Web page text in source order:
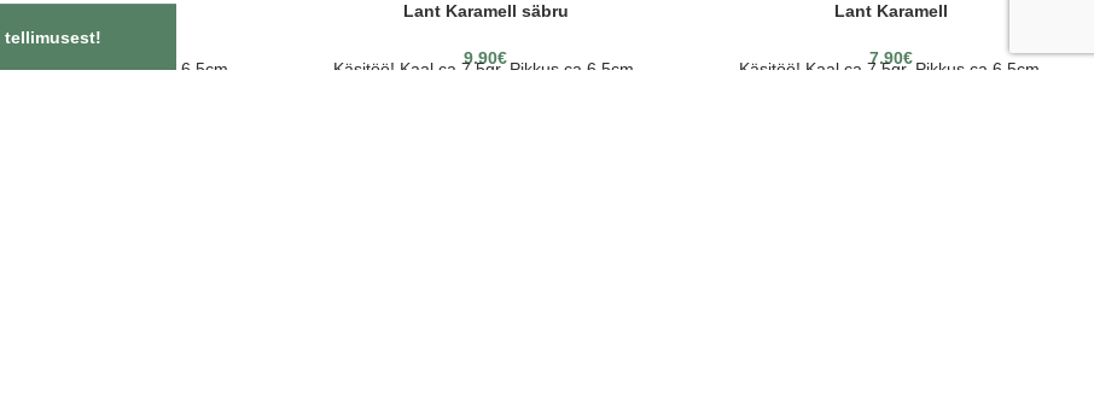
tellimusest!
ca 7,5gr. Pikkus ca 6,5cm.
Lant Karamell säbru
9.90€
Käsitöö! Kaal ca 7,5gr. Pikkus ca 6,5cm.
Lant Karamell
7.90€
Käsitöö! Kaal ca 7,5gr. Pikkus ca 6,5cm.